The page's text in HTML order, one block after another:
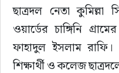
ছাত্রদল নেতা
ওয়ার্ডের চাঙ্গিনি
ফাহাদুল ইসলাম রাফি।
শিক্ষার্থী ও কলেজ